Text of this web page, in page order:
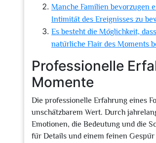
Manche Familien bevorzugen
Intimität des Ereignisses zu
Es besteht die Möglichkeit,
natürliche Flair des Moments
Professionelle
Momente
Die professionelle Erfahrung eines
unschätzbarem Wert. Durch
Emotionen, die Bedeutung und die
für Details und einem feinen